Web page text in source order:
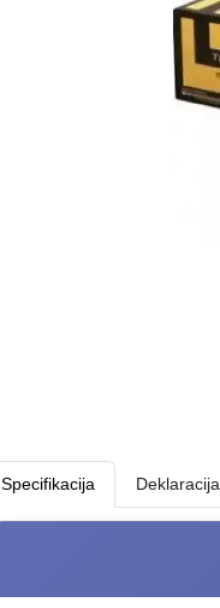
Specifikacija Deklaracija